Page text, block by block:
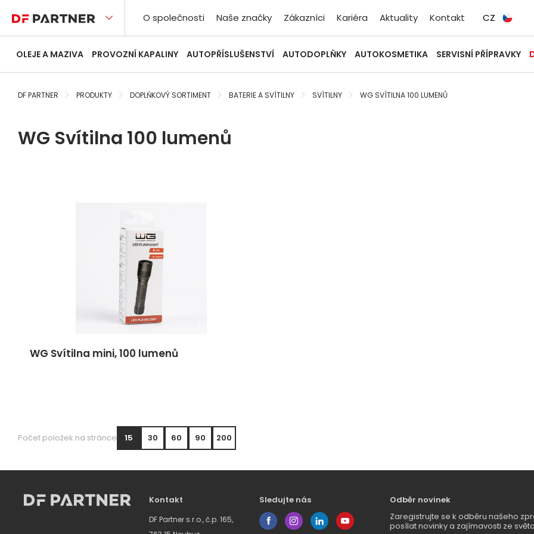
O společnosti Naše značky Zákazníci Kariéra Aktuality Kontakt CZ
OLEJE A MAZIVA PROVOZNÍ KAPALINY AUTOPŘÍSLUŠENSTVÍ AUTODOPLŇKY AUTOKOSMETIKA SERVISNÍ PŘÍPRAVKY
DF PARTNER PRODUKTY DOPLŇKOVÝ SORTIMENT BATERIE A SVÍTILNY SVÍTILNY WG SVÍTILNA 100 LUMENŮ
WG Svítilna 100 lumenů
WG Svítilna mini, 100 lumenů
Počet položek na stránce 15 30 60 90 200
Kontakt
DF Partner s.r.o., č.p. 165,
Sledujte nás
Odběr novinek
Zaregistrujte se k odběru našeho
posílat novinky a zajímavosti ze světa